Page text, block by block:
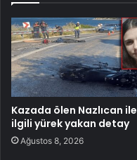
Kazada ölen Nazlıcan ile
ilgili yürek yakan detay
Ağustos 8, 2026